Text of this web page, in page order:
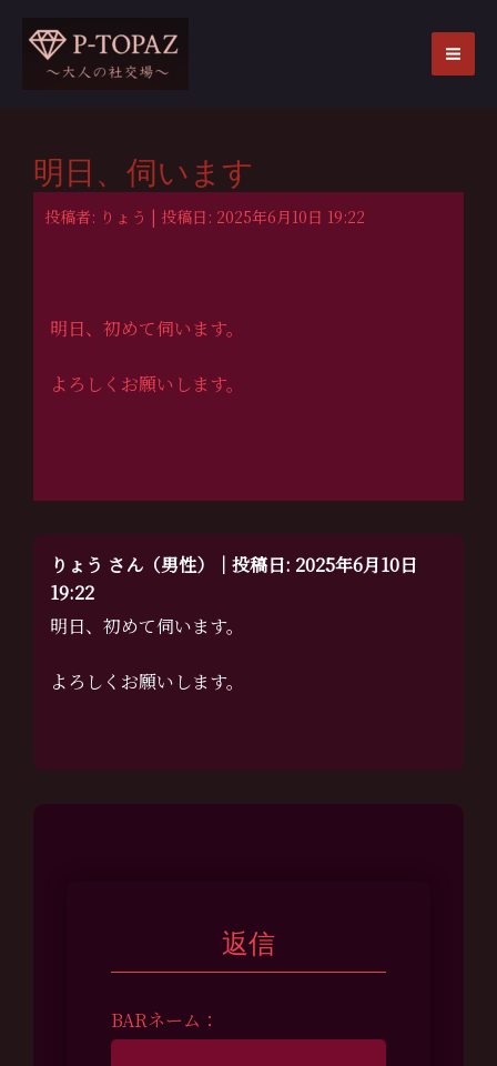
明日、伺います
投稿者: りょう | 投稿日: 2025年6月10日 19:22
明日、初めて伺います。
よろしくお願いします。
りょう さん（男性）｜投稿日: 2025年6月10日
19:22
明日、初めて伺います。
よろしくお願いします。
返信
BARネーム：